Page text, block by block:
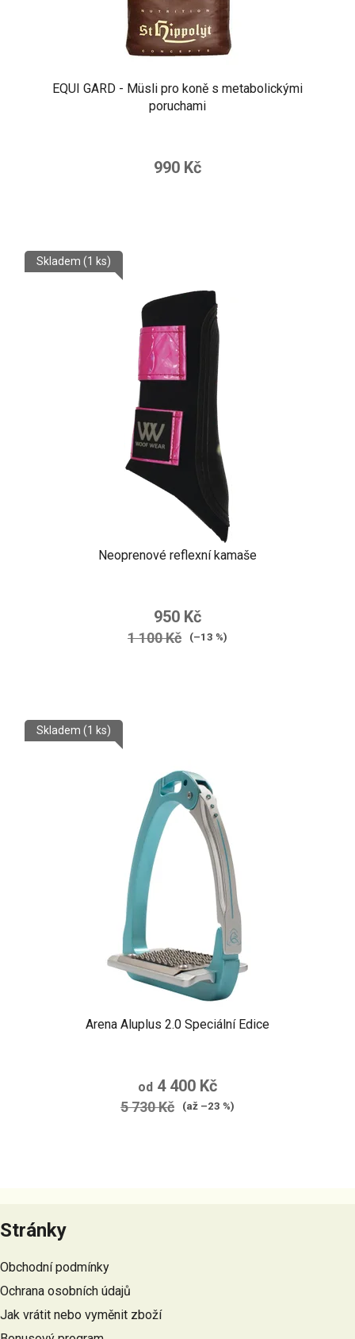
EQUI GARD - Müsli pro koně s metabolickými
poruchami
990 Kč
Neoprenové reflexní kamaše
Skladem (1 ks)
950 Kč
1 100 Kč (–13 %)
Arena Aluplus 2.0 Speciální Edice
Skladem (1 ks)
od 4 400 Kč
5 730 Kč (až –23 %)
á
p
a
í
Stránky
Obchodní podmínky
Ochrana osobních údajů
Jak vrátit nebo vyměnit zboží